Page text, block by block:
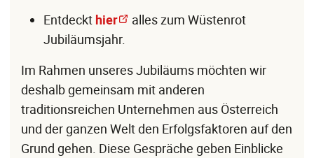
Entdeckt hier
alles zum Wüstenrot
Jubiläumsjahr.
Im Rahmen unseres Jubiläums möchten wir
deshalb gemeinsam mit anderen
traditionsreichen Unternehmen aus Österreich
und der ganzen Welt den Erfolgsfaktoren auf den
Grund gehen. Diese Gespräche geben Einblicke